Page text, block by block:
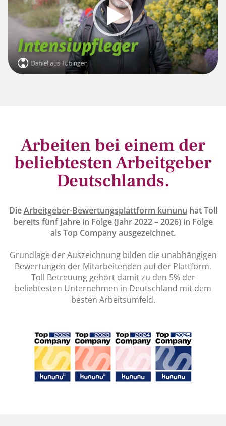
Arbeiten bei einem der
beliebtesten Arbeitgeber
Deutschlands.
DieArbeitgeber-Bewertungsplattform kununu hat Toll
bereits fünf Jahre in Folge (Jahr 2022 – 2026) in Folge
als Top Company ausgezeichnet.
Grundlage der Auszeichnung bilden die unabhängigen
Bewertungen der Mitarbeitenden auf der Plattform.
Toll Betreuung gehört damit zu den 5% der
beliebtesten Unternehmen in Deutschland mit dem
besten Arbeitsumfeld.